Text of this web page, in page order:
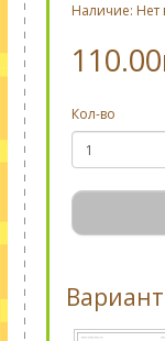
Наличие: Нет
Кол-во